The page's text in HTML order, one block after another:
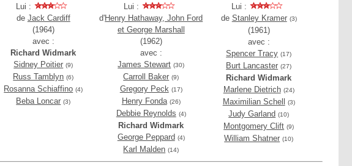
Lui :
de Jack Cardiff
(1964)
avec :
Richard Widmark
Sidney Poitier (9)
Russ Tamblyn (6)
Rosanna Schiaffino (4)
Beba Loncar (3)
Lui :
d'Henry Hathaway, John Ford
et George Marshall
(1962)
avec :
James Stewart (30)
Carroll Baker (9)
Gregory Peck (17)
Henry Fonda (26)
Debbie Reynolds (4)
Richard Widmark
George Peppard (4)
Karl Malden (14)
Lui :
de Stanley Kramer (3)
(1961)
avec :
Spencer Tracy (17)
Burt Lancaster (27)
Richard Widmark
Marlene Dietrich (24)
Maximilian Schell (3)
Judy Garland (10)
Montgomery Clift (9)
William Shatner (10)